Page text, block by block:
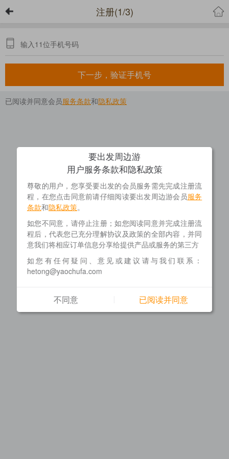
注册(1/3)
下一步，验证手机号
已阅读并同意会员服务条款和 隐私政策
要出发周边游
用户服务条款和隐私政策
尊敬的用户，您享受要出发的会员服务需先完成注册流
程，在您点击同意前请仔细阅读要出发周边游会员服务
条款和隐私政策。
如您不同意，请停止注册；如您阅读同意并完成注册流
程后，代表您已充分理解协议及政策的全部内容，并同
意我们将相应订单信息分享给提供产品或服务的第三方
如您有任何疑问、意见或建议请与我们联系：
hetong@yaochufa.com
不同意 已阅读并同意